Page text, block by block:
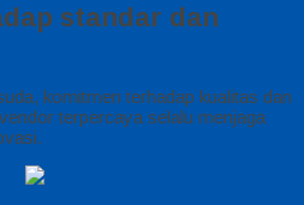
standar dan
komitmen terhadap kualitas dan
terpercaya selalu menjaga